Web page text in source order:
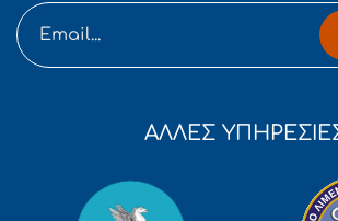
ΑΛΛΕΣ